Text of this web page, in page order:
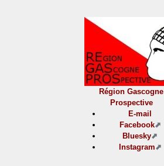
Région Gascogne
Prospective
E-mail
Facebook
Bluesky
Instagram